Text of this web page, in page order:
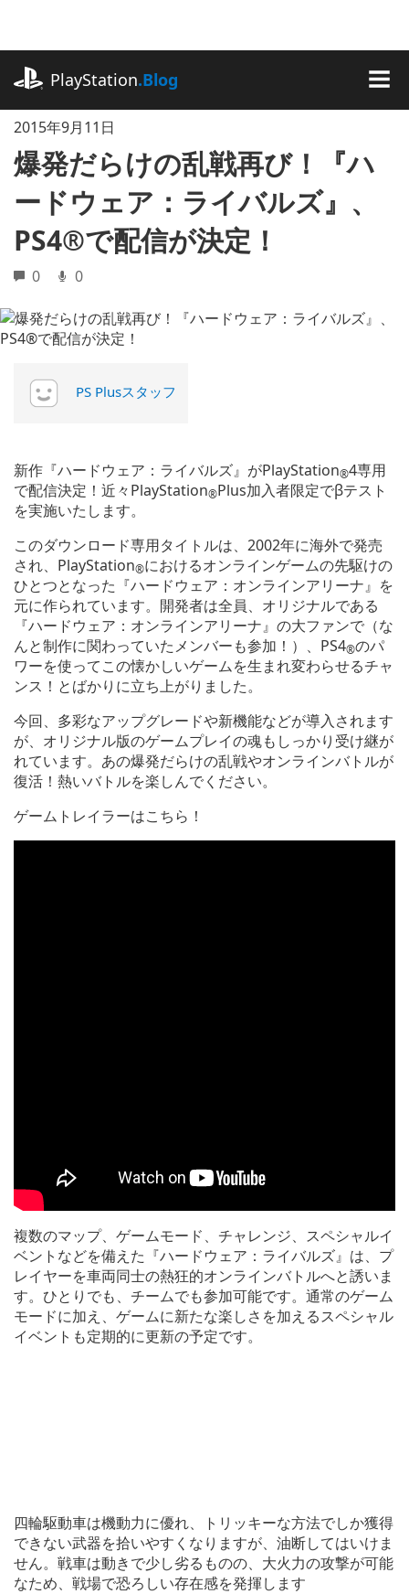
に
キ
ッ
プ
PlayStation.Blog
2015年9月11日
爆発だらけの乱戦再び！『ハ
ードウェア：ライバルズ』、
PS4®で配信が決定！
0 0
PS Plusスタッフ
新作『ハードウェア：ライバルズ』がPlayStation®4専用
で配信決定！近々PlayStation®Plus加入者限定でβテスト
を実施いたします。
このダウンロード専用タイトルは、2002年に海外で発売
され、PlayStation®におけるオンラインゲームの先駆けの
ひとつとなった『ハードウェア：オンラインアリーナ』を
元に作られています。開発者は全員、オリジナルである
『ハードウェア：オンラインアリーナ』の大ファンで（な
んと制作に関わっていたメンバーも参加！）、PS4®のパ
ワーを使ってこの懐かしいゲームを生まれ変わらせるチャ
ンス！とばかりに立ち上がりました。
今回、多彩なアップグレードや新機能などが導入されます
が、オリジナル版のゲームプレイの魂もしっかり受け継が
れています。あの爆発だらけの乱戦やオンラインバトルが
復活！熱いバトルを楽しんでください。
ゲームトレイラーはこちら！
複数のマップ、ゲームモード、チャレンジ、スペシャルイ
ベントなどを備えた『ハードウェア：ライバルズ』は、プ
レイヤーを車両同士の熱狂的オンラインバトルへと誘いま
す。ひとりでも、チームでも参加可能です。通常のゲーム
モードに加え、ゲームに新たな楽しさを加えるスペシャル
イベントも定期的に更新の予定です。
四輪駆動車は機動力に優れ、トリッキーな方法でしか獲得
できない武器を拾いやすくなりますが、油断してはいけま
せん。戦車は動きで少し劣るものの、大火力の攻撃が可能
なため、戦場で恐ろしい存在感を発揮します